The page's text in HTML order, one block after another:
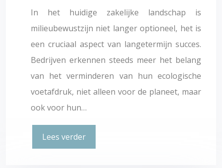
In het huidige zakelijke landschap is
milieubewustzijn niet langer optioneel, het is
een cruciaal aspect van langetermijn succes.
Bedrijven erkennen steeds meer het belang
van het verminderen van hun ecologische
voetafdruk, niet alleen voor de planeet, maar
ook voor hun…
Lees verder